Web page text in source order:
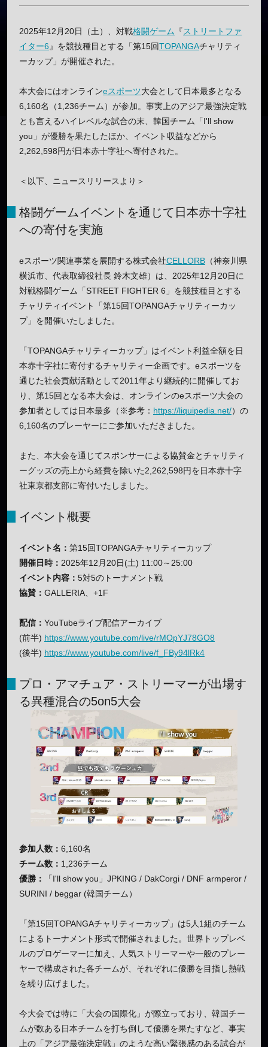
2025年12月20日（土）、対戦格闘ゲーム 『ストリートファ
イター6 』を競技種目とする「第15回TOPANGAチャリティ
ーカップ」が開催された。
本大会にはオンラインeスポーツ大会として日本最多となる
6,160名（1,236チーム）が参加。事実上のアジア最強決定戦
とも言えるハイレベルな試合の末、韓国チーム「I'll show
you」が優勝を果たしたほか、イベント収益などから
2,262,598円が日本赤十字社へ寄付された。
＜以下、ニュースリリースより＞
格闘ゲームイベントを通じて日本赤十字社
への寄付を実施
eスポーツ関連事業を展開する株式会社CELLORB （神奈川県
横浜市、代表取締役社長 鈴木文雄）は、2025年12月20日に
対戦格闘ゲーム「STREET FIGHTER 6」を競技種目とする
チャリティイベント「第15回TOPANGAチャリティーカッ
プ」を開催いたしました。
「TOPANGAチャリティーカップ」はイベント利益全額を日
本赤十字社に寄付するチャリティー企画です。eスポーツを
通じた社会貢献活動として2011年より継続的に開催してお
り、第15回となる本大会は、オンラインのeスポーツ大会の
参加者としては日本最多（※参考： https://liquipedia.net/）の
6,160名のプレーヤーにご参加いただきました。
また、本大会を通じてスポンサーによる協賛金とチャリティ
ーグッズの売上から経費を除いた2,262,598円を日本赤十字
社東京都支部に寄付いたしました。
イベント概要
イベント名： 第15回TOPANGAチャリティーカップ
開催日時： 2025年12月20日(土) 11:00～25:00
イベント内容： 5対5のトーナメント戦
協賛： GALLERIA、+1F
配信： YouTubeライブ配信アーカイブ
(前半) https://www.youtube.com/live/rMOpYJ78GO8
(後半) https://www.youtube.com/live/f_FBy94lRk4
プロ・アマチュア・ストリーマーが出場す
る異種混合の5on5大会
参加人数： 6,160名
チーム数： 1,236チーム
優勝：
「I'll show you」JPKING / DakCorgi / DNF armperor /
SURINI / beggar (韓国チーム）
「第15回TOPANGAチャリティーカップ」は5人1組のチーム
によるトーナメント形式で開催されました。世界トップレベ
ルのプロゲーマーに加え、人気ストリーマーや一般のプレー
ヤーで構成された各チームが、それぞれに優勝を目指し熱戦
を繰り広げました。
今大会では特に「大会の国際化」が際立っており、韓国チー
ムが数ある日本チームを打ち倒して優勝を果たすなど、事実
上の「アジア最強決定戦」のような高い緊張感のある試合が